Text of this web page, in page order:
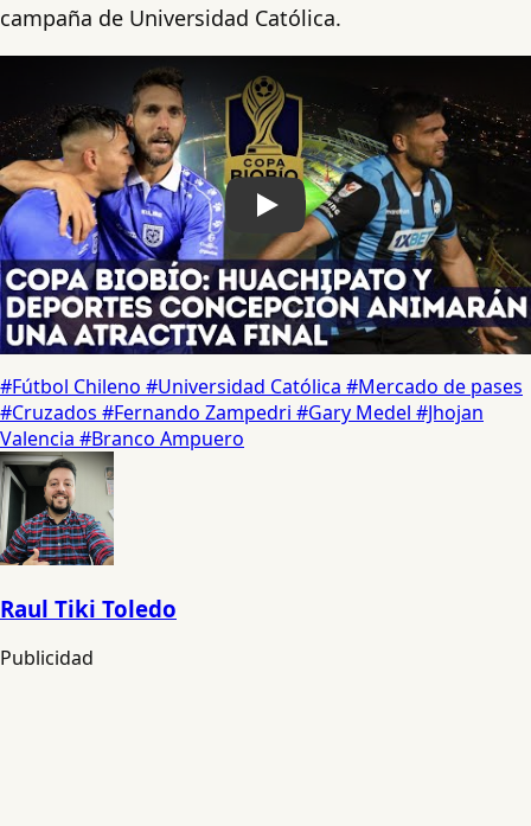
campaña de Universidad Católica.
#Fútbol Chileno #Universidad Católica #Mercado de pases
#Cruzados #Fernando Zampedri #Gary Medel #Jhojan
Valencia #Branco Ampuero
Raul Tiki Toledo
Publicidad